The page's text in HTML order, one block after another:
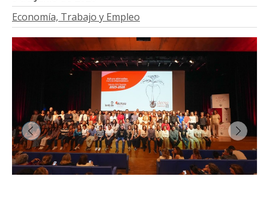
Economía, Trabajo y Empleo
&lsaquo; Anterior